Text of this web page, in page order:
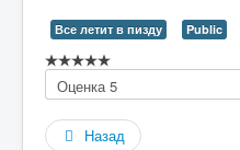
Все летит в пизду Public
Рейтинг:
/
Пожалуйста,
оцените
Назад